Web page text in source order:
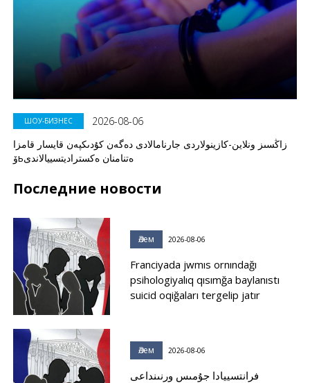
ШОУ-БИЗНЕС
2026-08-06
زاڭسىز ونلاين-كازينولاردى جارنامالادى دەگەن كۇدىكپەن قايسار قامزا
ۆьەتنامنان ەكستراديتسييالاندى
Последние новости
Әлем 2026-08-06
Franciyada jwmıs ornındağı
psihologiyalıq qısımğa baylanıstı
suicid oqiğaları tergelip jatır
Әлем 2026-08-06
فرانتسييادا جۇمىس ورنىنداعى